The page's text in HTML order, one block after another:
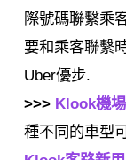
際號碼聯繫乘
要和乘客聯繫
Uber優步.
>>> Klook機
種不同的車型